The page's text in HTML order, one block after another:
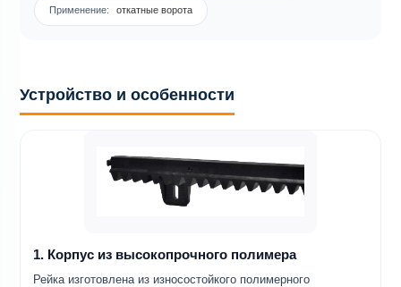
Применение: откатные ворота
Устройство и особенности
1. Корпус из высокопрочного полимера
Рейка изготовлена из износостойкого полимерного